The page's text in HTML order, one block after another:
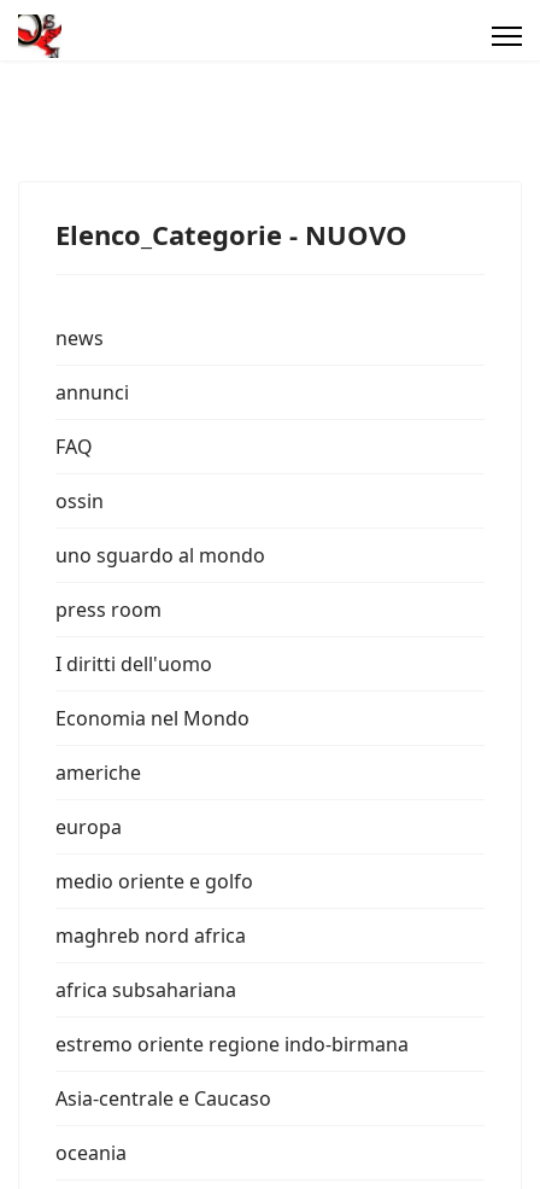
Elenco_Categorie - NUOVO
news
annunci
FAQ
ossin
uno sguardo al mondo
press room
I diritti dell'uomo
Economia nel Mondo
americhe
europa
medio oriente e golfo
maghreb nord africa
africa subsahariana
estremo oriente regione indo-birmana
Asia-centrale e Caucaso
oceania